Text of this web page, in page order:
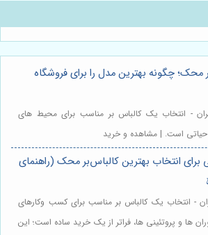
محک؛ چگونه بهترین مدل را برای فروشگاه
- انتخاب یک کالباس بر مناسب برای محیط های
است. | مشاهده و خرید
برای انتخاب بهترین کالباس‌بر محک (راهنمای
- انتخاب یک کالباس بر مناسب برای کسب وکارهای
ها و پروتئینی ها، فراتر از یک خرید ساده است؛ این